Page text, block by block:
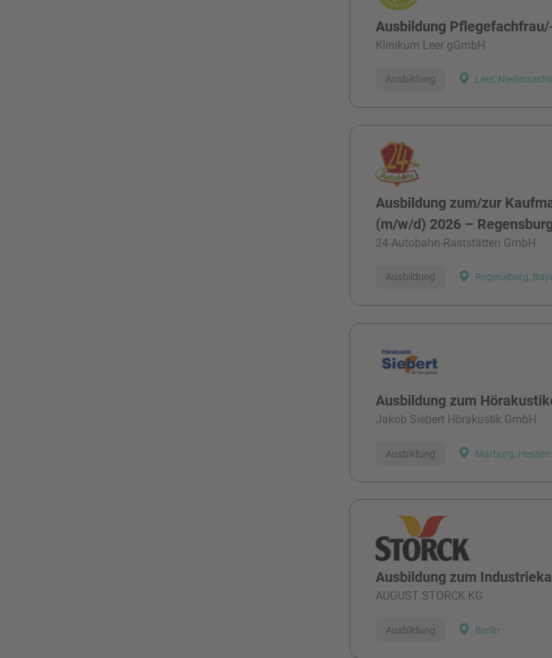
Ausbildung
Klinikum Leer gGmbH
Leer,
Ausbildung
Ausbildung zum/zur
(m/w/d) 2026 – Regensburg
24-Autobahn-Raststätten GmbH
Regensburg,
Ausbildung
Ausbildung zum
Jakob Siebert Hörakustik GmbH
Marburg, Hessen
Ausbildung
Ausbildung zum
AUGUST STORCK KG
Berlin
Ausbildung